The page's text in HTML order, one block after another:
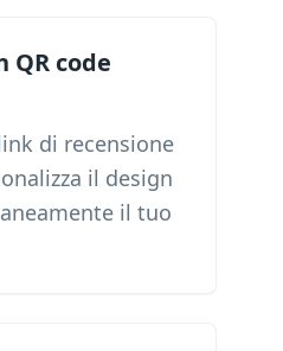
QR code
di recensione
il design
il tuo